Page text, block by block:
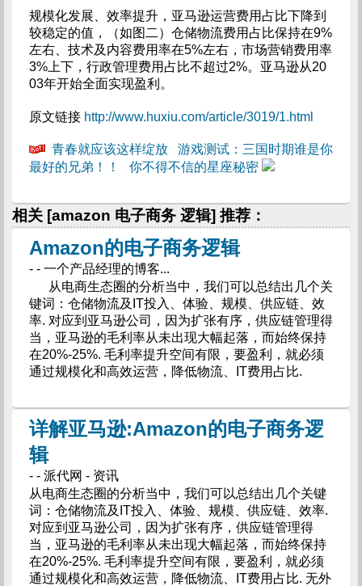
规模化发展、效率提升，亚马逊运营费用占比下降到
较稳定的值，（如图二）仓储物流费用占比保持在9%
左右、技术及内容费用率在5%左右，市场营销费用率
3%上下，行政管理费用占比不超过2%。亚马逊从20
03年开始全面实现盈利。
原文链接 http://www.huxiu.com/article/3019/1.html
青春就应该这样绽放
游戏测试：三国时期谁是你
最好的兄弟！！
你不得不信的星座秘密
相关 [amazon 电子商务 逻辑] 推荐：
Amazon的电子商务逻辑
- - 一个产品经理的博客...
从电商生态圈的分析当中，我们可以总结出几个关
键词：仓储物流及IT投入、体验、规模、供应链、效
率. 对应到亚马逊公司，因为扩张有序，供应链管理得
当，亚马逊的毛利率从未出现大幅起落，而始终保持
在20%-25%. 毛利率提升空间有限，要盈利，就必须
通过规模化和高效运营，降低物流、IT费用占比.
详解亚马逊:Amazon的电子商务逻
辑
- - 派代网 - 资讯
从电商生态圈的分析当中，我们可以总结出几个关键
词：仓储物流及IT投入、体验、规模、供应链、效率.
对应到亚马逊公司，因为扩张有序，供应链管理得
当，亚马逊的毛利率从未出现大幅起落，而始终保持
在20%-25%. 毛利率提升空间有限，要盈利，就必须
通过规模化和高效运营，降低物流、IT费用占比. 无外